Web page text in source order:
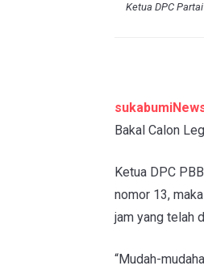
Ketua DPC
Bakal Calon
Ketua DPC
nomor 13,
jam yang telah
“Mudah-